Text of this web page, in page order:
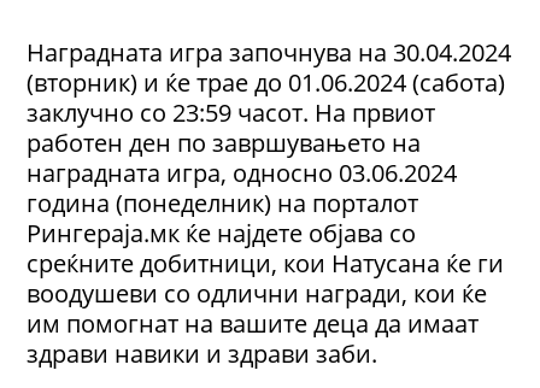
Наградната игра започнува на 30.04.2024
(вторник) и ќе трае до 01.06.2024 (сабота)
заклучно со 23:59 часот. На првиот
работен ден по завршувањето на
наградната игра, односно 03.06.2024
година (понеделник) на порталот
Рингераја.мк ќе најдете објава со
среќните добитници, кои Натусана ќе ги
воодушеви со одлични награди, кои ќе
им помогнат на вашите деца да имаат
здрави навики и здрави заби.